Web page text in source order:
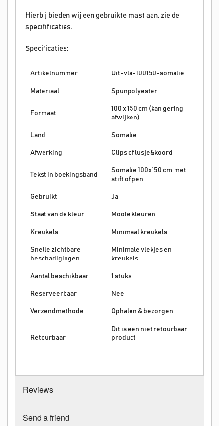
Hierbij bieden wij een gebruikte mast aan, zie de
specifificaties.
Specificaties;
Artikelnummer Uit-vla-100150-somalie
Materiaal Spunpolyester
Formaat
100 x 150 cm (kan gering
afwijken)
Land Somalie
Afwerking Clips of lusje&koord
Tekst in boekingsband
Somalie 100x150 cm met
stift of pen
Gebruikt Ja
Staat van de kleur Mooie kleuren
Kreukels Minimaal kreukels
Snelle zichtbare
beschadigingen
Minimale vlekjes en
kreukels
Aantal beschikbaar 1 stuks
Reserveerbaar Nee
Verzendmethode Ophalen & bezorgen
Retourbaar
Dit is een niet retourbaar
product
Reviews
Send a friend